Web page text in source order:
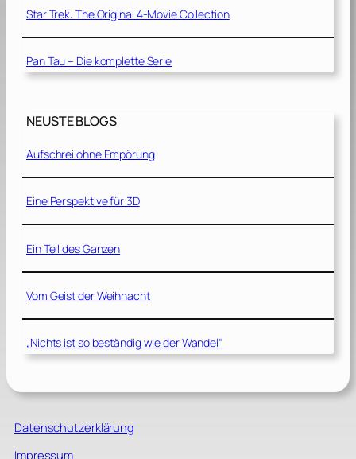
Star Trek: The Original 4-Movie Collection
Pan Tau – Die komplette Serie
NEUSTE BLOGS
Aufschrei ohne Empörung
Eine Perspektive für 3D
Ein Teil des Ganzen
Vom Geist der Weihnacht
„Nichts ist so beständig wie der Wandel“
Datenschutzerklärung
Impressum